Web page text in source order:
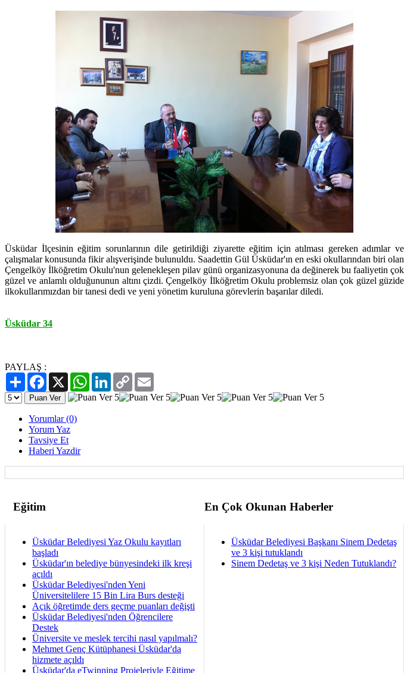
Üsküdar İlçesinin eğitim sorunlarının dile getirildiği ziyarette eğitim için atılması gereken adımlar ve
çalışmalar konusunda fikir alışverişinde bulunuldu. Saadettin Gül Üsküdar'ın en eski okullarından biri olan
Çengelköy İlköğretim Okulu'nun gelenekleşen pilav günü organizasyonuna da değinerek bu faaliyetin çok
güzel ve anlamlı olduğununun altını çizdi. Çengelköy İlköğretim Okulu problemsiz olan çok güzel güzide
ilkokullarımızdan bir tanesi dedi ve yeni yönetim kuruluna görevlerin başarılar diledi.
Üsküdar 34
PAYLAŞ :
PaylaşFacebook
X WhatsAppLinkedIn
Copy
Link
Yorumlar (0)
Yorum Yaz
Tavsiye Et
Haberi Yazdir
Eğitim En Çok Okunan Haberler
Üsküdar Belediyesi Yaz Okulu kayıtları
başladı
Üsküdar'ın belediye bünyesindeki ilk kreşi
açıldı
Üsküdar Belediyesi'nden Yeni
Üniversitelilere 15 Bin Lira Burs desteği
Açık öğretimde ders geçme puanları değişti
Üsküdar Belediyesi'nden Öğrencilere
Destek
Üniversite ve meslek tercihi nasıl yapılmalı?
Mehmet Genç Kütüphanesi Üsküdar'da
hizmete açıldı
Üsküdar'da eTwinning Projeleriyle Eğitime
Üsküdar Belediyesi Başkanı Sinem Dedetaş
ve 3 kişi tutuklandı
Sinem Dedetaş ve 3 kişi Neden Tutuklandı?